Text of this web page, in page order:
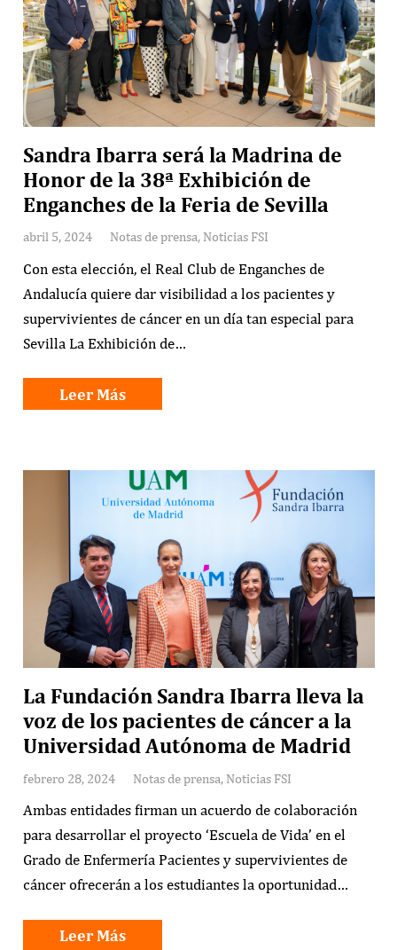
Sandra Ibarra será la Madrina de
Honor de la 38ª Exhibición de
Enganches de la Feria de Sevilla
abril 5, 2024 Notas de prensa, Noticias FSI
Con esta elección, el Real Club de Enganches de
Andalucía quiere dar visibilidad a los pacientes y
supervivientes de cáncer en un día tan especial para
Sevilla La Exhibición de…
Leer Más
La Fundación Sandra Ibarra lleva la
voz de los pacientes de cáncer a la
Universidad Autónoma de Madrid
febrero 28, 2024 Notas de prensa Noticias FSI
Ambas entidades firman un acuerdo de colaboración
para desarrollar el proyecto ‘Escuela de Vida’ en el
Grado de Enfermería Pacientes y supervivientes de
cáncer ofrecerán a los estudiantes la oportunidad…
Leer Más